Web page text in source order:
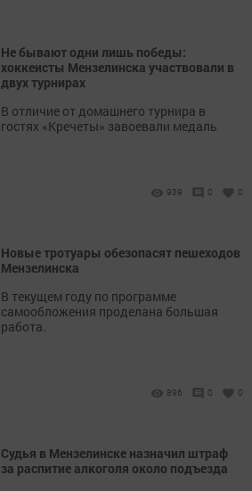
Не бывают одни лишь победы:
хоккеисты Мензелинска участвовали в
двух турнирах
В отличие от домашнего турнира в
гостях «Кречеты» завоевали медаль
939 0 0
Новые тротуары обезопасят пешеходов
Мензелинска
В текущем году по программе
самообложения проделана большая
работа.
896 0 0
Судья в Мензелинске назначил штраф
за распитие алкоголя около подъезда